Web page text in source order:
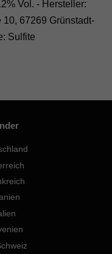
Vol. - Hersteller:
67269 Grünstadt-
Sulfite